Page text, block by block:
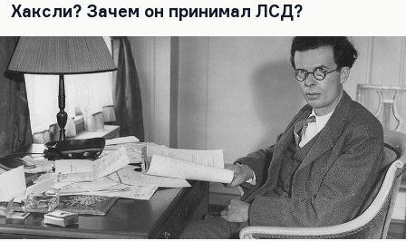
Хаксли? Зачем он принимал ЛСД?